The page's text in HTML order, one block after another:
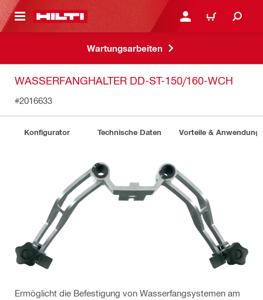
ANMELDEN ODER
WARENKORB
Wartungsarbeiten
WASSERFANGHALTER DD-ST-150/160-WCH
#2016633
Konfigurator Technische Daten Vorteile &
Ermöglicht die Befestigung von Wasserfangsystemen am